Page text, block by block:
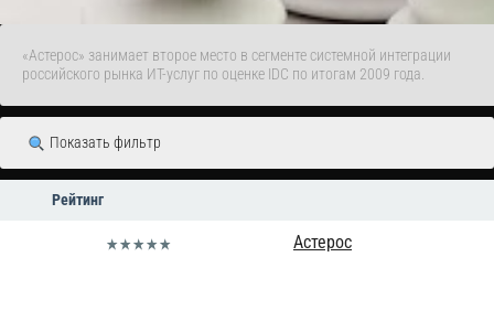
«Астерос» занимает второе место в сегменте системной интеграции
российского рынка ИТ-услуг по оценке IDC по итогам 2009 года.
Показать фильтр
Рейтинг
Астерос